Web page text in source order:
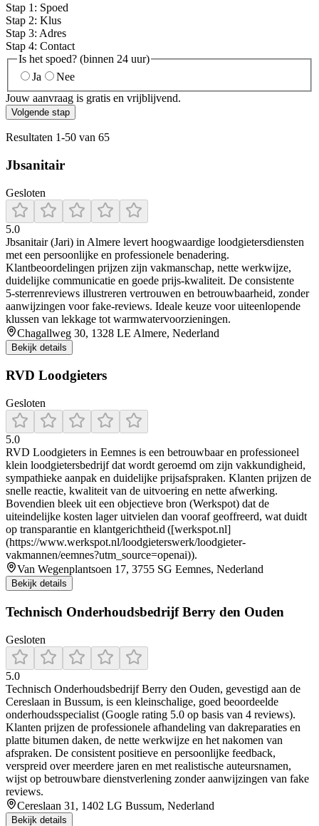
Stap 1 : Spoed
Stap 2: Klus
Stap 3: Adres
Stap 4: Contact
Is het spoed? (binnen 24 uur)
Ja
Nee
Jouw aanvraag is gratis en vrijblijvend.
Volgende stap
Resultaten 1-50 van 65
Jbsanitair
Gesloten
5.0
Jbsanitair (Jari) in Almere levert hoogwaardige loodgietersdiensten
met een persoonlijke en professionele benadering.
Klantbeoordelingen prijzen zijn vakmanschap, nette werkwijze,
duidelijke communicatie en goede prijs‑kwaliteit. De consistente
5‑sterrenreviews illustreren vertrouwen en betrouwbaarheid, zonder
aanwijzingen voor fake‑reviews. Ideale keuze voor uiteenlopende
klussen van lekkage tot warmwatervoorzieningen.
Chagallweg 30, 1328 LE Almere, Nederland
Bekijk details
RVD Loodgieters
Gesloten
5.0
RVD Loodgieters in Eemnes is een betrouwbaar en professioneel
klein loodgietersbedrijf dat wordt geroemd om zijn vakkundigheid,
sympathieke aanpak en duidelijke prijsafspraken. Klanten prijzen de
snelle reactie, kwaliteit van de uitvoering en nette afwerking.
Bovendien bleek uit een objectieve bron (Werkspot) dat de
uiteindelijke kosten lager uitvielen dan vooraf geoffreerd, wat duidt
op transparantie en klantgerichtheid ([werkspot.nl]
(https://www.werkspot.nl/loodgieterswerk/loodgieter-
vakmannen/eemnes?utm_source=openai)).
Van Wegenplantsoen 17, 3755 SG Eemnes, Nederland
Bekijk details
Technisch Onderhoudsbedrijf Berry den Ouden
Gesloten
5.0
Technisch Onderhoudsbedrijf Berry den Ouden, gevestigd aan de
Cereslaan in Bussum, is een kleinschalige, goed beoordeelde
onderhoudsspecialist (Google rating 5.0 op basis van 4 reviews).
Klanten prijzen de professionele afhandeling van dakreparaties en
platte bitumen daken, de nette werkwijze en het nakomen van
afspraken. De consistent positieve en persoonlijke feedback,
verspreid over meerdere jaren en met realistische auteursnamen,
wijst op betrouwbare dienstverlening zonder aanwijzingen van fake
reviews.
Cereslaan 31, 1402 LG Bussum, Nederland
Bekijk details